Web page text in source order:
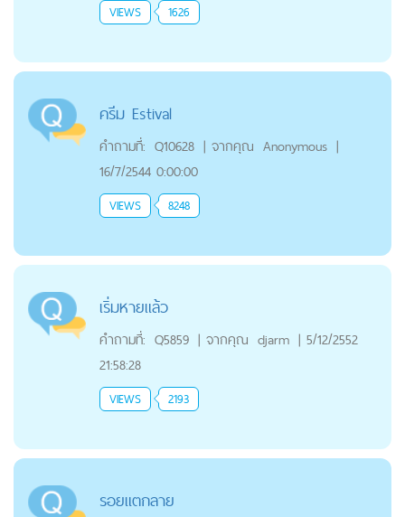
VIEWS 1626
ครีม Estival
คำถามที่: Q10628 | จากคุณ Anonymous |
16/7/2544 0:00:00
VIEWS 8248
เริ่มหายแล้ว
คำถามที่: Q5859 | จากคุณ djarm | 5/12/2552
21:58:28
VIEWS 2193
รอยแตกลาย